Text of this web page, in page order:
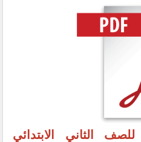
الثاني الابتدائي